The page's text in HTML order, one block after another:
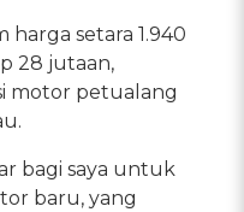
harga setara 1.940
28 jutaan,
motor petualang
bagi saya untuk
baru, yang